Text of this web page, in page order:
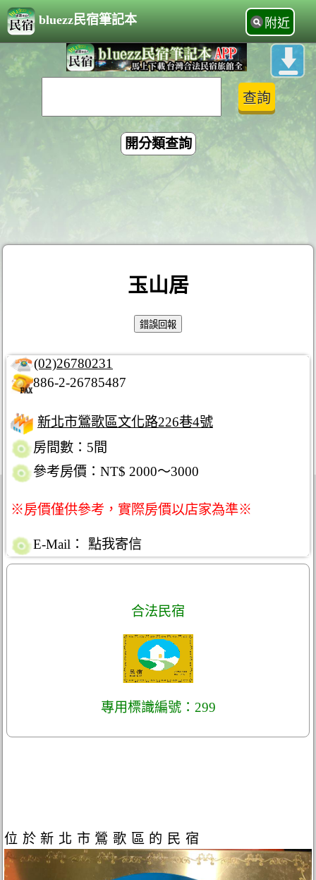
bluezz民宿筆記本 附近
開分類查詢
玉山居
(02)26780231
886-2-26785487
新北市鶯歌區文化路226巷4號
房間數：5間
參考房價：NT$ 2000～3000
※房價僅供參考，實際房價以店家為準※
E-Mail： 點我寄信
合法民宿
專用標識編號：299
位於新北市鶯歌區的民宿